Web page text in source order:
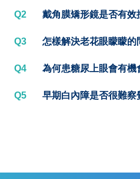
Q2 戴角膜矯形鏡是否有效
Q3 怎樣解決老花眼矇矇的
Q4 為何患糖尿上眼會有機
Q5 早期白內障是否很難察